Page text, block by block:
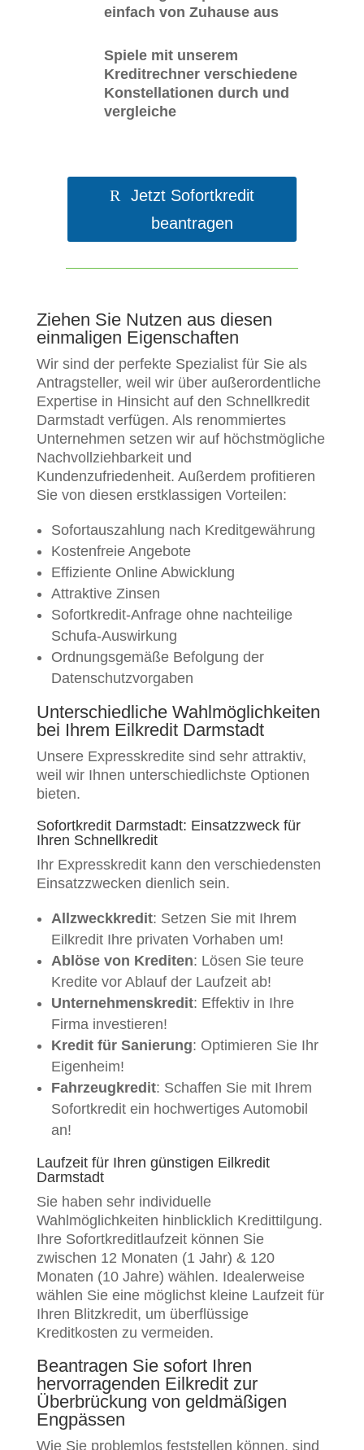
einfach von Zuhause aus
Spiele mit unserem
Kreditrechner verschiedene
Konstellationen durch und
vergleiche
Jetzt Sofortkredit
beantragen
Ziehen Sie Nutzen aus diesen
einmaligen Eigenschaften
Wir sind der perfekte Spezialist für Sie als
Antragsteller, weil wir über außerordentliche
Expertise in Hinsicht auf den Schnellkredit
Darmstadt verfügen. Als renommiertes
Unternehmen setzen wir auf höchstmögliche
Nachvollziehbarkeit und
Kundenzufriedenheit. Außerdem profitieren
Sie von diesen erstklassigen Vorteilen:
Sofortauszahlung nach Kreditgewährung
Kostenfreie Angebote
Effiziente Online Abwicklung
Attraktive Zinsen
Sofortkredit-Anfrage ohne nachteilige
Schufa-Auswirkung
Ordnungsgemäße Befolgung der
Datenschutzvorgaben
Unterschiedliche Wahlmöglichkeiten
bei Ihrem Eilkredit Darmstadt
Unsere Expresskredite sind sehr attraktiv,
weil wir Ihnen unterschiedlichste Optionen
bieten.
Sofortkredit Darmstadt: Einsatzzweck für
Ihren Schnellkredit
Ihr Expresskredit kann den verschiedensten
Einsatzzwecken dienlich sein.
Allzweckkredit: Setzen Sie mit Ihrem
Eilkredit Ihre privaten Vorhaben um!
Ablöse von Krediten: Lösen Sie teure
Kredite vor Ablauf der Laufzeit ab!
Unternehmenskredit: Effektiv in Ihre
Firma investieren!
Kredit für Sanierung: Optimieren Sie Ihr
Eigenheim!
Fahrzeugkredit: Schaffen Sie mit Ihrem
Sofortkredit ein hochwertiges Automobil
an!
Laufzeit für Ihren günstigen Eilkredit
Darmstadt
Sie haben sehr individuelle
Wahlmöglichkeiten hinblicklich Kredittilgung.
Ihre Sofortkreditlaufzeit können Sie
zwischen 12 Monaten (1 Jahr) & 120
Monaten (10 Jahre) wählen. Idealerweise
wählen Sie eine möglichst kleine Laufzeit für
Ihren Blitzkredit, um überflüssige
Kreditkosten zu vermeiden.
Beantragen Sie sofort Ihren
hervorragenden Eilkredit zur
Überbrückung von geldmäßigen
Engpässen
Wie Sie problemlos feststellen können, sind